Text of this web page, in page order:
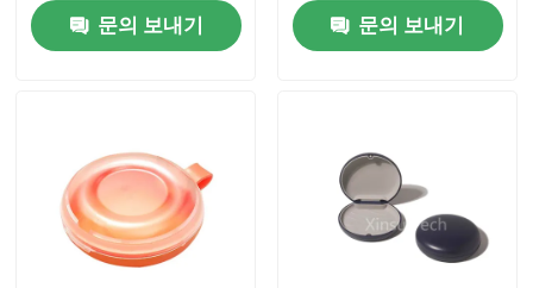
인용문을 요구하세요
치아 리테이너 박스
치아 틀니 박스
문의 보내기
문의 보내기